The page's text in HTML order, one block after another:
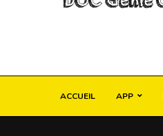
ACCUEIL APP